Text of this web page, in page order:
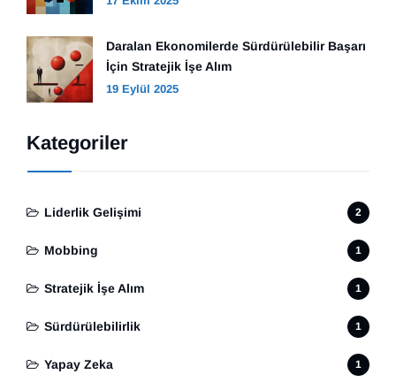
Daralan Ekonomilerde Sürdürülebilir Başarı
İçin Stratejik İşe Alım
19 Eylül 2025
Kategoriler
Liderlik Gelişimi 2
Mobbing 1
Stratejik İşe Alım 1
Sürdürülebilirlik 1
Yapay Zeka 1